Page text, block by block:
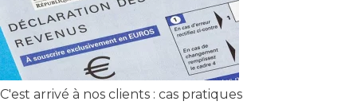
C'est arrivé à nos clients : cas pratiques